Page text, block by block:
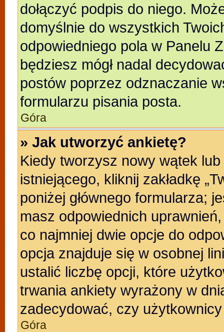
dołączyć podpis do niego.
domyślnie do wszystkich
odpowiedniego pola w Panelu
będziesz mógł nadal
postów poprzez odznaczanie
formularzu pisania posta.
Góra
» Jak utworzyć ankietę?
Kiedy tworzysz nowy wątek
istniejącego, kliknij zakładkę
poniżej głównego formularza;
masz odpowiednich
co najmniej dwie opcje do
opcja znajduje się w osobnej
ustalić liczbę opcji, które
trwania ankiety wyrażony w
zadecydować, czy
Góra